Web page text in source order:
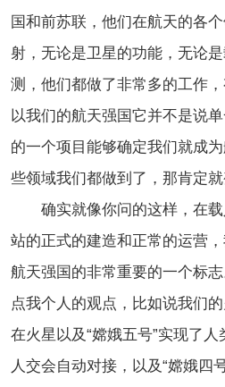
国和前苏联，他们在航天的各
射，无论是卫星的功能，无论
测，他们都做了非常多的工作
以我们的航天强国它并不是说
的一个项目能够确定我们就成
些领域我们都做到了，那肯定就
确实就像你问的这样，在
站的正式的建造和正常的运营
航天强国的非常重要的一个标
点我个人的观点，比如说我们
在火星以及“嫦娥五号”实现了
人交会自动对接，以及“嫦娥四